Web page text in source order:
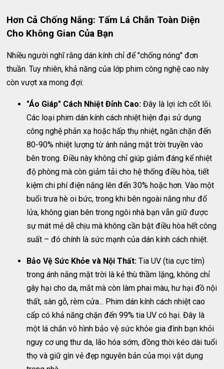
Hơn Cả Chống Nắng: Tấm Lá Chắn Toàn Diện
Cho Không Gian Của Bạn
Nhiều người nghĩ rằng dán kính chỉ để "chống nóng" đơn
thuần. Tuy nhiên, khả năng của lớp phim công nghệ cao này
còn vượt xa mong đợi:
"Áo Giáp" Cách Nhiệt Đỉnh Cao: Đây là lợi ích cốt lõi.
Các loại phim dán kính cách nhiệt hiện đại sử dụng
công nghệ phản xạ hoặc hấp thụ nhiệt, ngăn chặn đến
80-90% nhiệt lượng từ ánh nắng mặt trời truyền vào
bên trong. Điều này không chỉ giúp giảm đáng kể nhiệt
độ phòng mà còn giảm tải cho hệ thống điều hòa, tiết
kiệm chi phí điện năng lên đến 30% hoặc hơn. Vào một
buổi trưa hè oi bức, trong khi bên ngoài nắng như đổ
lửa, không gian bên trong ngôi nhà bạn vẫn giữ được
sự mát mẻ dễ chịu mà không cần bật điều hòa hết công
suất – đó chính là sức mạnh của dán kính cách nhiệt.
Bảo Vệ Sức Khỏe và Nội Thất: Tia UV (tia cực tím)
trong ánh nắng mặt trời là kẻ thù thầm lặng, không chỉ
gây hại cho da, mắt mà còn làm phai màu, hư hại đồ nội
thất, sàn gỗ, rèm cửa... Phim dán kính cách nhiệt cao
cấp có khả năng chặn đến 99% tia UV có hại. Đây là
một lá chắn vô hình bảo vệ sức khỏe gia đình bạn khỏi
nguy cơ ung thư da, lão hóa sớm, đồng thời kéo dài tuổi
thọ và giữ gìn vẻ đẹp nguyên bản của mọi vật dụng